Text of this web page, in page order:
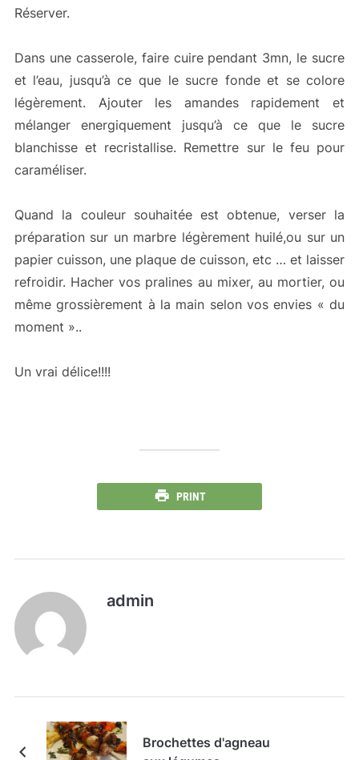
Réserver.
Dans une casserole, faire cuire pendant 3mn, le sucre
et l’eau, jusqu’à ce que le sucre fonde et se colore
légèrement. Ajouter les amandes rapidement et
mélanger energiquement jusqu’à ce que le sucre
blanchisse et recristallise. Remettre sur le feu pour
caraméliser.
Quand la couleur souhaitée est obtenue, verser la
préparation sur un marbre légèrement huilé,ou sur un
papier cuisson, une plaque de cuisson, etc … et laisser
refroidir. Hacher vos pralines au mixer, au mortier, ou
même grossièrement à la main selon vos envies « du
moment »..
Un vrai délice!!!!
PRINT
admin
Brochettes d'agneau